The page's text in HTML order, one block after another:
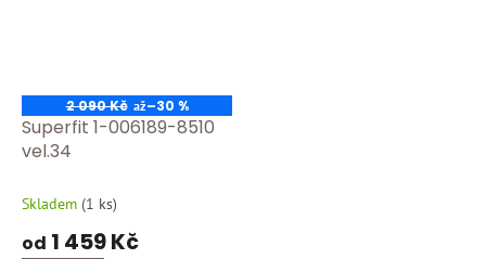
2 090 Kč až–30 %
Superfit 1-006189-8510
vel.34
Skladem (1 ks)
od 1 459 Kč